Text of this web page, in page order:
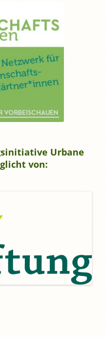
Urbane
von: